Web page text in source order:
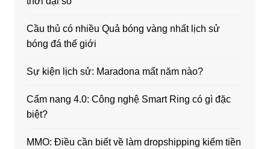
Cầu thủ có nhiều Quả bóng vàng nhất lịch sử
bóng đá thế giới
Sự kiện lịch sử: Maradona mất năm nào?
Cẩm nang 4.0: Công nghệ Smart Ring có gì đặc
biệt?
MMO: Điều cần biết về làm dropshipping kiếm tiền